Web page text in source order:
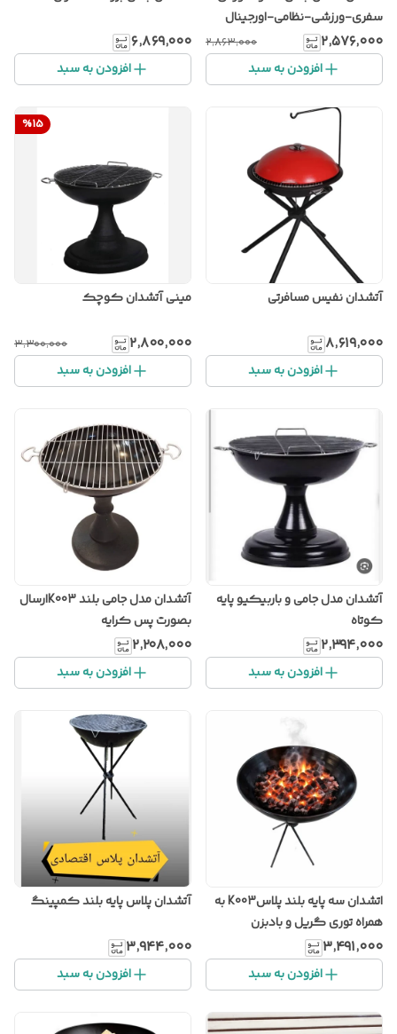
سفری-ورزشی-نظامی-اورجینال
اصل
۲٬۵۷۶٬۰۰۰ ۲٬۸۶۳٬۰۰۰
افزودن به سبد
۶٬۸۶۹٬۰۰۰
افزودن به سبد
آتشدان نفیس مسافرتی
۸٬۶۱۹٬۰۰۰
افزودن به سبد
%15
مینی آتشدان کوچک
۲٬۸۰۰٬۰۰۰ ۳٬۳۰۰٬۰۰۰
افزودن به سبد
آتشدان مدل جامی و باربیکیو پایه
کوتاه
۲٬۳۹۴٬۰۰۰
افزودن به سبد
آتشدان مدل جامی بلند K003ارسال
بصورت پس کرایه
۲٬۲۰۸٬۰۰۰
افزودن به سبد
اتشدان سه پایه بلند پلاسK003 به
همراه توری گریل و بادبزن
۳٬۴۹۱٬۰۰۰
افزودن به سبد
آتشدان پلاس پایه بلند کمپینگ
۳٬۹۴۴٬۰۰۰
افزودن به سبد